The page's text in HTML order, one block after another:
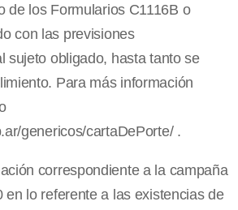
de los Formularios C1116B o
con las previsiones
sujeto obligado, hasta tanto se
Para más información
genericos/cartaDePorte/ .
correspondiente a la campaña
en lo referente a las existencias de